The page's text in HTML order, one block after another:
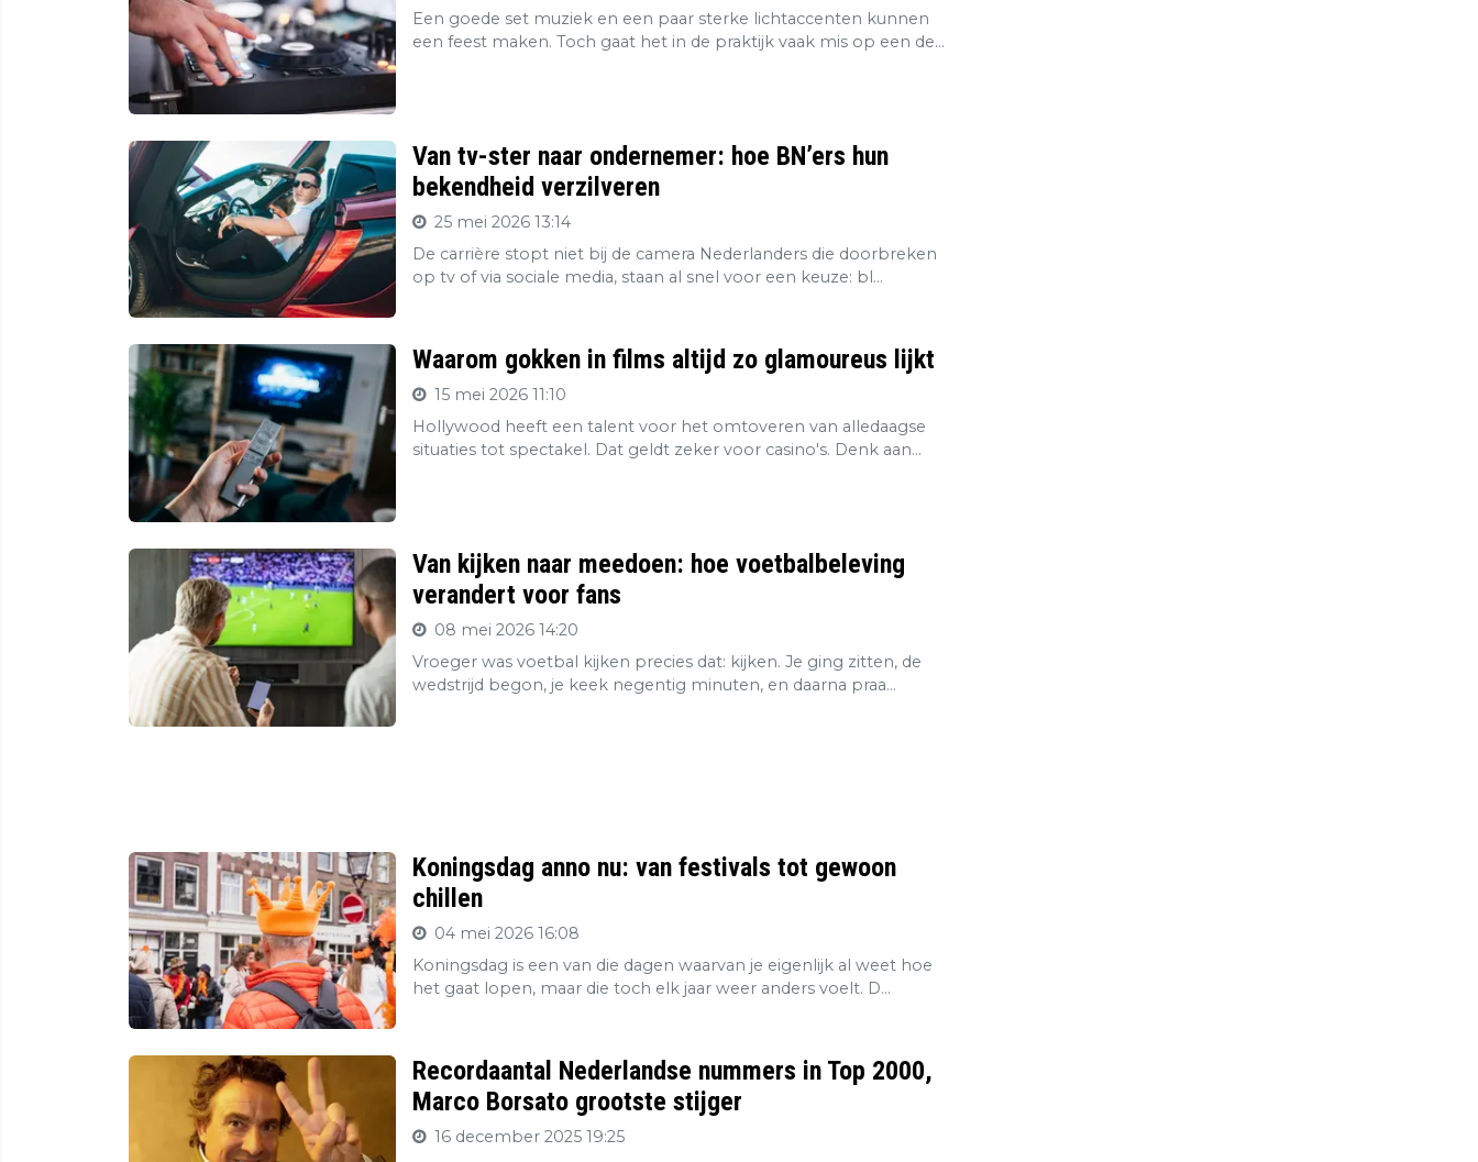
Een goede set muziek en een paar sterke lichtaccenten kunnen
een feest maken. Toch gaat het in de praktijk vaak mis op een de...
Van tv-ster naar ondernemer: hoe BN’ers hun
bekendheid verzilveren
25 mei 2026 13:14
De carrière stopt niet bij de camera Nederlanders die doorbreken
op tv of via sociale media, staan al snel voor een keuze: bl...
Waarom gokken in films altijd zo glamoureus lijkt
15 mei 2026 11:10
Hollywood heeft een talent voor het omtoveren van alledaagse
situaties tot spectakel. Dat geldt zeker voor casino's. Denk aan...
Van kijken naar meedoen: hoe voetbalbeleving
verandert voor fans
08 mei 2026 14:20
Vroeger was voetbal kijken precies dat: kijken. Je ging zitten, de
wedstrijd begon, je keek negentig minuten, en daarna praa...
Koningsdag anno nu: van festivals tot gewoon
chillen
04 mei 2026 16:08
Koningsdag is een van die dagen waarvan je eigenlijk al weet hoe
het gaat lopen, maar die toch elk jaar weer anders voelt. D...
Recordaantal Nederlandse nummers in Top 2000,
Marco Borsato grootste stijger
16 december 2025 19:25